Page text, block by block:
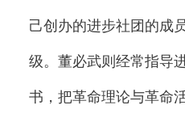
己创办的进步社团的成
级。董必武则经常指导
书，把革命理论与革命